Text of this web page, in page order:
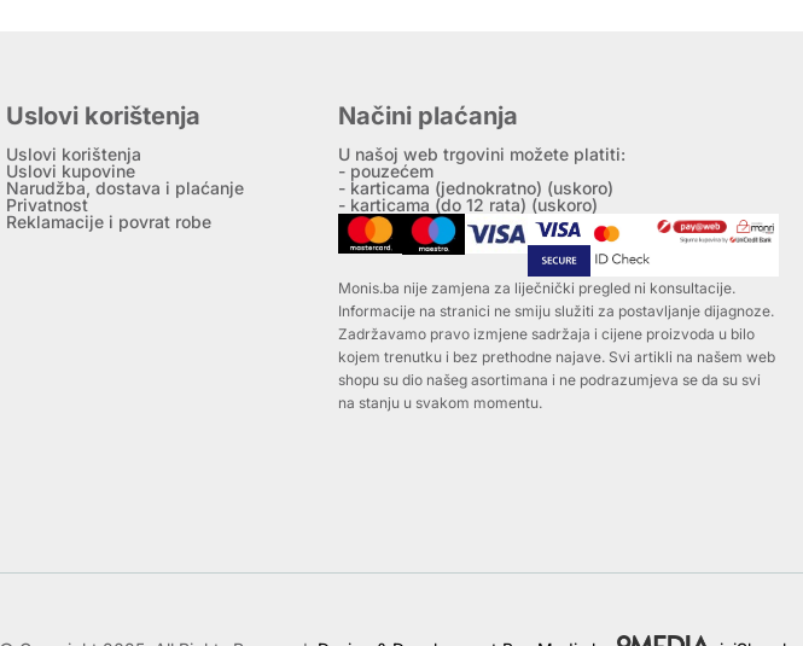
Uslovi korištenja
Uslovi korištenja
Uslovi kupovine
Narudžba, dostava i plaćanje
Privatnost
Reklamacije i povrat robe
Načini plaćanja
U našoj web trgovini možete platiti:
- pouzećem
- karticama (jednokratno) (uskoro)
- karticama (do 12 rata) (uskoro)
Monis.ba nije zamjena za liječnički pregled ni konsultacije.
Informacije na stranici ne smiju služiti za postavljanje dijagnoze.
Zadržavamo pravo izmjene sadržaja i cijene proizvoda u bilo
kojem trenutku i bez prethodne najave. Svi artikli na našem web
shopu su dio našeg asortimana i ne podrazumjeva se da su svi
na stanju u svakom momentu.